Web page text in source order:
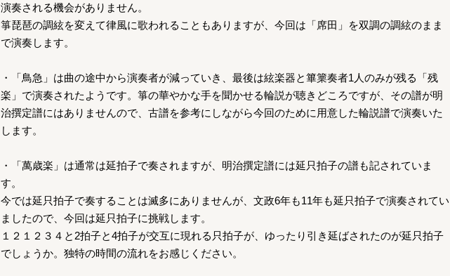
演奏される機会がありません。
箏琵琶の調絃を変えて律風に歌われることもありますが、今回は「席田」を双調の調絃のまま
で演奏します。
・「鳥急」は曲の途中から演奏者が減っていき、最後は絃楽器と篳篥奏者1人のみが残る「残
楽」で演奏されたようです。箏の華やかな手を聞かせる輪説が聴きどころですが、その譜が明
治撰定譜にはありませんので、古譜を参考にしながら今回のために用意した輪説譜で演奏いた
します。
・「萬歳楽」は通常は延拍子で奏されますが、明治撰定譜には延只拍子の譜も記されていま
す。
今では延只拍子で奏することは滅多にありませんが、文政6年も11年も延只拍子で演奏されてい
ましたので、今回は延只拍子に挑戦します。
１２１２３４と2拍子と4拍子が交互に現れる只拍子が、ゆったり引き延ばされたのが延只拍子
でしょうか。独特の時間の流れをお感じください。